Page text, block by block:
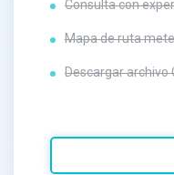
Consulta con
Mapa de ruta
Descargar archivo